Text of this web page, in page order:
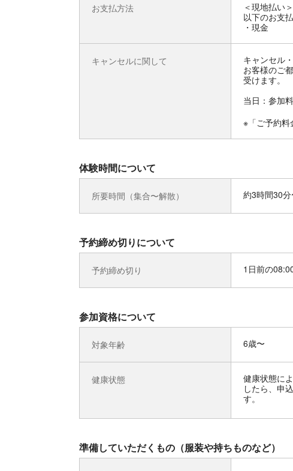
お支払方法
＜現地払い＞
以下のお支
・現金
キャンセルに関して
キャンセル
お客様のご
受けます。
当日：参加
※「ご予約料
体験時間について
所要時間（集合〜解散） 約3時間30分
予約締め切りについて
予約締め切り 1日前の
参加資格について
対象年齢 6歳〜
健康状態
健康状態に
したら、申
す。
準備していただくもの（服装や持ちものなど）